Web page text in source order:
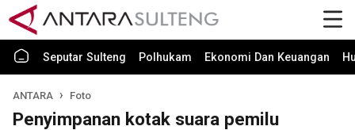
Seputar Sulteng Polhukam Ekonomi Dan Keuangan
ANTARA Foto
Penyimpanan kotak suara pemilu